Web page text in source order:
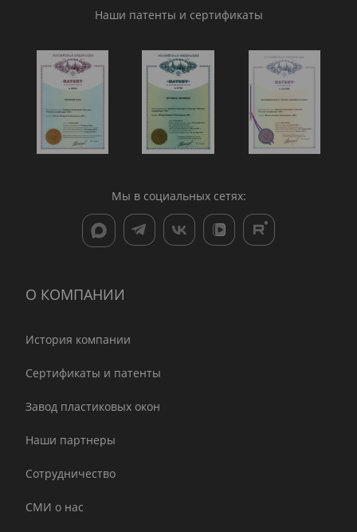
Наши патенты и сертификаты
Мы в социальных сетях:
О КОМПАНИИ
История компании
Сертификаты и патенты
Завод пластиковых окон
Наши партнеры
Сотрудничество
СМИ о нас